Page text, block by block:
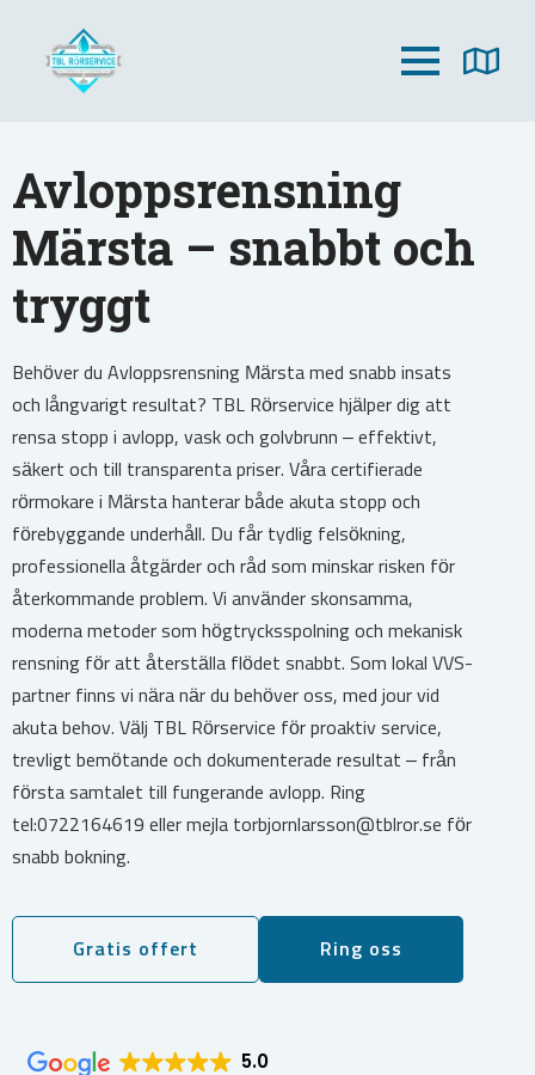
Avloppsrensning
Märsta – snabbt och
tryggt
Behöver du Avloppsrensning Märsta med snabb insats
och långvarigt resultat? TBL Rörservice hjälper dig att
rensa stopp i avlopp, vask och golvbrunn – effektivt,
säkert och till transparenta priser. Våra certifierade
rörmokare i Märsta hanterar både akuta stopp och
förebyggande underhåll. Du får tydlig felsökning,
professionella åtgärder och råd som minskar risken för
återkommande problem. Vi använder skonsamma,
moderna metoder som högtrycksspolning och mekanisk
rensning för att återställa flödet snabbt. Som lokal VVS-
partner finns vi nära när du behöver oss, med jour vid
akuta behov. Välj TBL Rörservice för proaktiv service,
trevligt bemötande och dokumenterade resultat – från
första samtalet till fungerande avlopp. Ring
tel:0722164619 eller mejla torbjornlarsson@tblror.se för
snabb bokning.
Gratis offert Ring oss
5.0